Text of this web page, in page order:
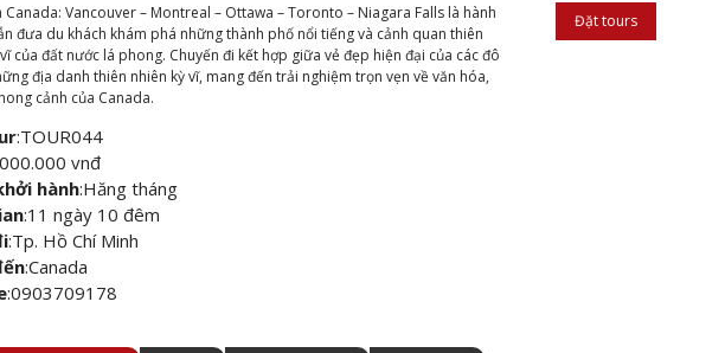
Vancouver – Montreal – Ottawa – Toronto – Niagara Falls là hành
đưa du khách khám phá những thành phố nổi tiếng và cảnh quan thiên
của đất nước lá phong. Chuyến đi kết hợp giữa vẻ đẹp hiện đại của các đô
địa danh thiên nhiên kỳ vĩ, mang đến trải nghiệm trọn vẹn về văn hóa,
cảnh của Canada.
:TOUR044
vnđ
hành:Hăng tháng
:11 ngày 10 đêm
:Tp. Hồ Chí Minh
:Canada
:0903709178
Đặt tours